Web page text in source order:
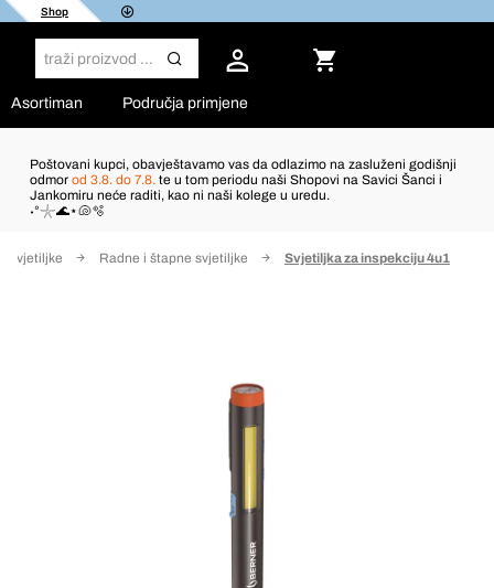
Shop
Asortiman Područja primjene
Poštovani kupci, obavještavamo vas da odlazimo na zasluženi godišnji
odmor od 3.8. do 7.8. te u tom periodu naši Shopovi na Savici Šanci i
Jankomiru neće raditi, kao ni naši kolege u uredu.
˖°𓇼🌊⋆🐚🫧
svjetiljke Radne i štapne svjetiljke Svjetiljka za inspekciju 4u1